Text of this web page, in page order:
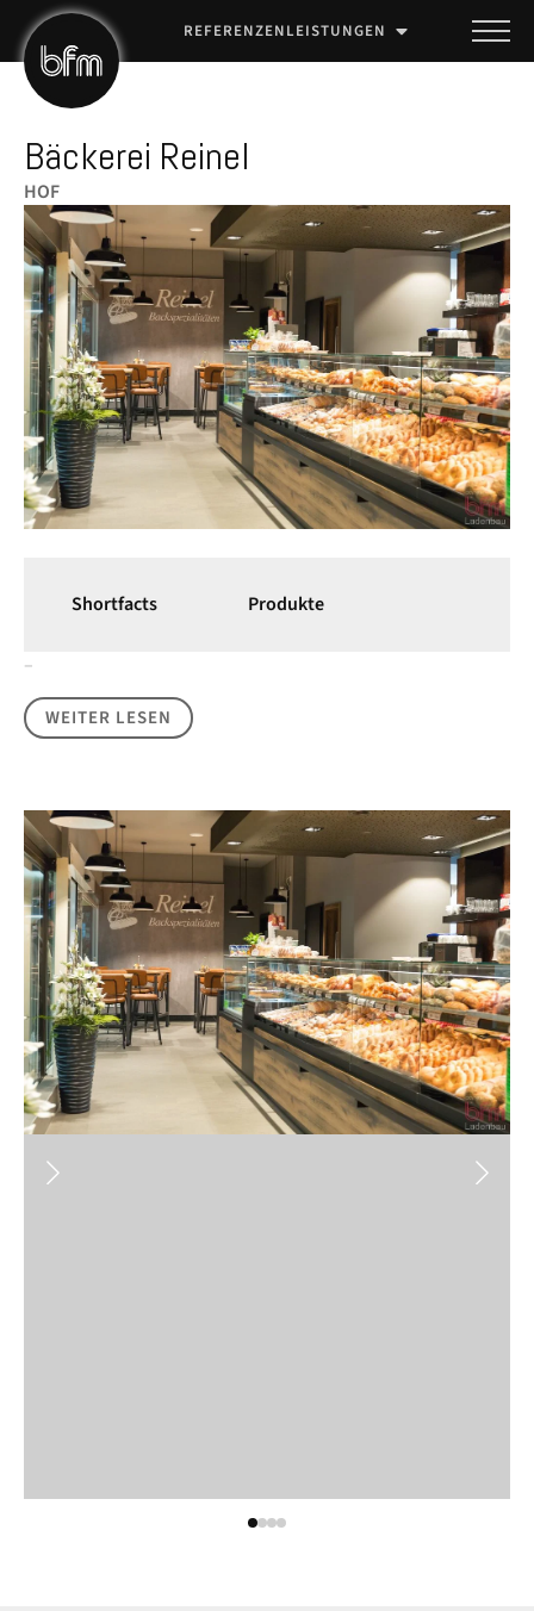
REFERENZENLEISTUNGEN
Bäckerei Reinel
HOF
Shortfacts Produkte
–
WEITER LESEN